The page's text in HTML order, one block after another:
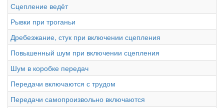
Сцепление ведёт
Рывки при троганьи
Дребезжание, стук при включении сцепления
Повышенный шум при включении сцепления
Шум в коробке передач
Передачи включаются с трудом
Передачи самопроизвольно включаются